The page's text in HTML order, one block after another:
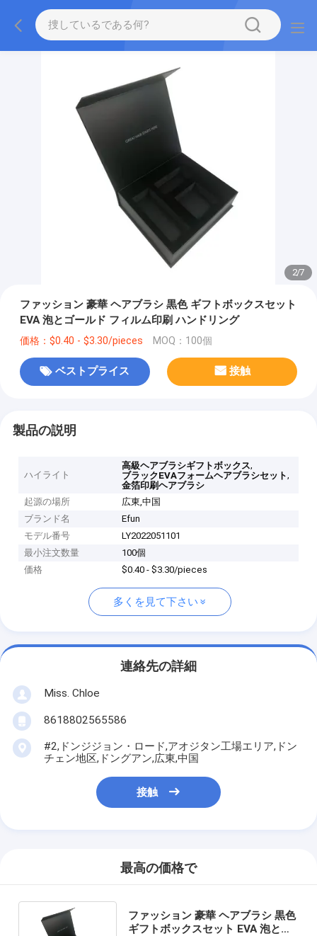
2/7
ファッション 豪華 ヘアブラシ 黒色 ギフトボックスセット
EVA 泡とゴールド フィルム印刷 ハンドリング
価格：$0.40 - $3.30/pieces MOQ：100個
ベストプライス 接触
製品の説明
ハイライト
高級ヘアブラシギフトボックス,
ブラックEVAフォームヘアブラシセット,
金箔印刷ヘアブラシ
起源の場所
広東,中国
ブランド名
Efun
モデル番号
LY2022051101
最小注文数量
100個
価格
$0.40 - $3.30/pieces
多くを見て下さい
連絡先の詳細
Miss. Chloe
8618802565586
#2,ドンジジョン・ロード,アオジタン工場エリア,ドン
チェン地区,ドングアン,広東,中国
接触
最高の価格で
ファッション 豪華 ヘアブラシ 黒色
ギフトボックスセット EVA 泡とゴ